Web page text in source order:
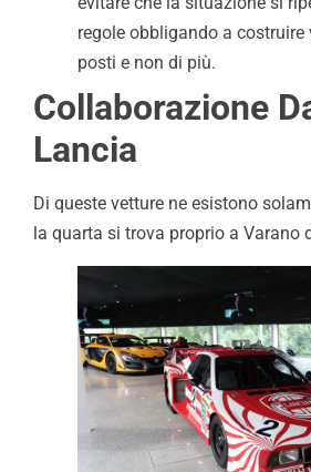
regole obbligando a costruire
posti e non di più.
Collaborazione
Lancia
Di queste vetture ne esistono
la quarta si trova proprio a Varano